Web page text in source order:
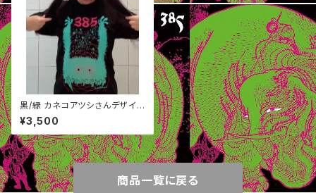
黒/緑 カネコアツシさんデザイ
ン ３８５Tシャツ&ステッカー
黒/緑 送料込み
¥3,500
商品一覧に戻る